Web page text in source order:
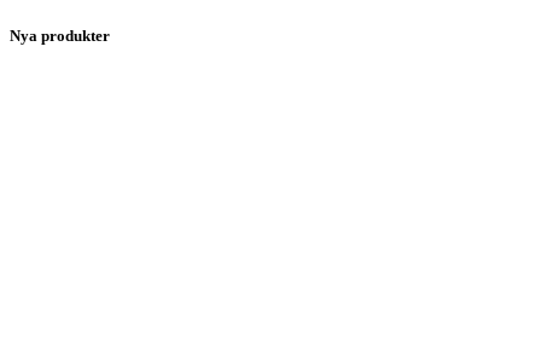
Nya produkter